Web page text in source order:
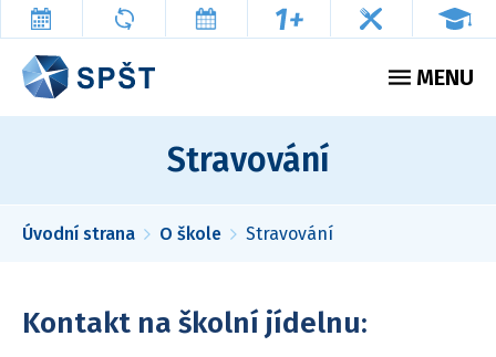
Přejít
hlavnímu
obsahu
MENU
Stravování
Úvodní strana O škole Stravování
Kontakt na školní jídelnu:
Plovoucí
menu